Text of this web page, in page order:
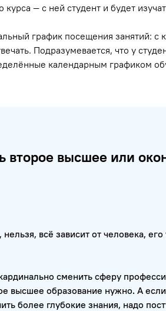
курса — с ней студент и будет
график посещения занятий:
Подразумевается, что у
календарным графиком
второе высшее или
всё зависит от человека,
сменить сферу
высшее образование нужно. А
более глубокие знания, надо